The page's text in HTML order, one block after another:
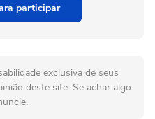
participar
exclusiva de seus
deste site. Se achar algo